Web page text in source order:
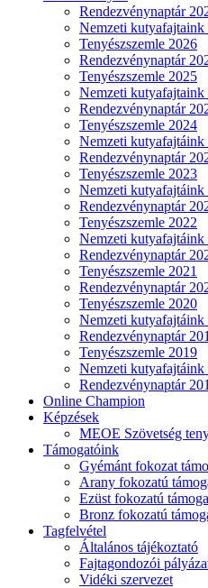
Rendezvénynaptár
Nemzeti kutyafajtaink
Tenyészszemle 2026
Rendezvénynaptár
Tenyészszemle 2025
Nemzeti kutyafajtaink
Rendezvénynaptár
Tenyészszemle 2024
Nemzeti kutyafajtáink
Rendezvénynaptár
Tenyészszemle 2023
Nemzeti kutyafajtáink
Rendezvénynaptár
Tenyészszemle 2022
Nemzeti kutyafajtáink
Rendezvénynaptár
Tenyészszemle 2021
Rendezvénynaptár
Tenyészszemle 2020
Nemzeti kutyafajtáink
Rendezvénynaptár
Tenyészszemle 2019
Nemzeti kutyafajtáink
Rendezvénynaptár
Online Champion
Képzések
MEOE Szövetség
Támogatóink
Gyémánt fokozat
Arany fokozatú
Ezüst fokozatú
Bronz fokozatú
Tagfelvétel
Általános tájékoztató
Fajtagondozói
Vidéki szervezet